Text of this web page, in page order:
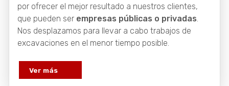
por ofrecer el mejor resultado a nuestros clientes,
que pueden ser empresas públicas o privadas.
Nos desplazamos para llevar a cabo trabajos de
excavaciones en el menor tiempo posible.
Ver más